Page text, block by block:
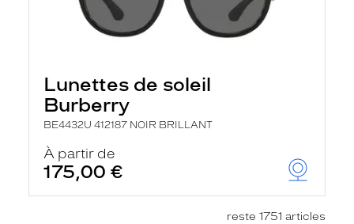
Lunettes de soleil
Burberry
BE4432U 412187 NOIR BRILLANT
À partir de
175,00 €
reste 1751 articles